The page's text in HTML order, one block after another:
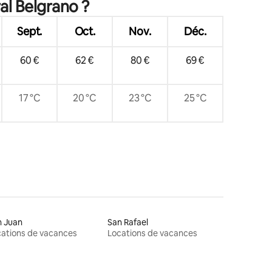
Belgrano ?
Sept. Oct. Nov. Déc.
60 € 62 € 80 € 69 €
17 °C 20 °C 23 °C 25 °C
Juan
de vacances
San Rafael
Locations de vacances